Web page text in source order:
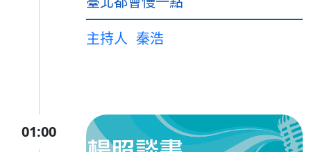
主持人 秦浩
01:00